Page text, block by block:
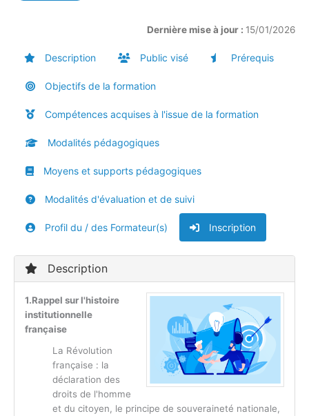
Dernière mise à jour : 15/01/2026
Description Public visé Prérequis
Objectifs de la formation
Compétences acquises à l'issue de la formation
Modalités pédagogiques
Moyens et supports pédagogiques
Modalités d'évaluation et de suivi
Profil du / des Formateur(s) Inscription
Description
1.Rappel sur l'histoire
institutionnelle
française
La Révolution
française : la
déclaration des
droits de l'homme
et du citoyen, le principe de souveraineté nationale,